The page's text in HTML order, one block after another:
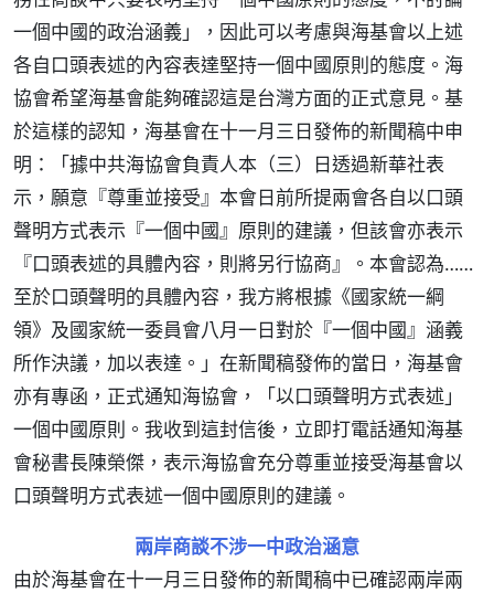
一個中國的政治涵義」，因此可以考慮與海基會以上述
各自口頭表述的內容表達堅持一個中國原則的態度。海
協會希望海基會能夠確認這是台灣方面的正式意見。基
於這樣的認知，海基會在十一月三日發佈的新聞稿中申
明：「據中共海協會負責人本（三）日透過新華社表
示，願意『尊重並接受』本會日前所提兩會各自以口頭
聲明方式表示『一個中國』原則的建議，但該會亦表示
『口頭表述的具體內容，則將另行協商』。本會認為……
至於口頭聲明的具體內容，我方將根據《國家統一綱
領》及國家統一委員會八月一日對於『一個中國』涵義
所作決議，加以表達。」在新聞稿發佈的當日，海基會
亦有專函，正式通知海協會，「以口頭聲明方式表述」
一個中國原則。我收到這封信後，立即打電話通知海基
會秘書長陳榮傑，表示海協會充分尊重並接受海基會以
口頭聲明方式表述一個中國原則的建議。
兩岸商談不涉一中政治涵意
由於海基會在十一月三日發佈的新聞稿中已確認兩岸兩